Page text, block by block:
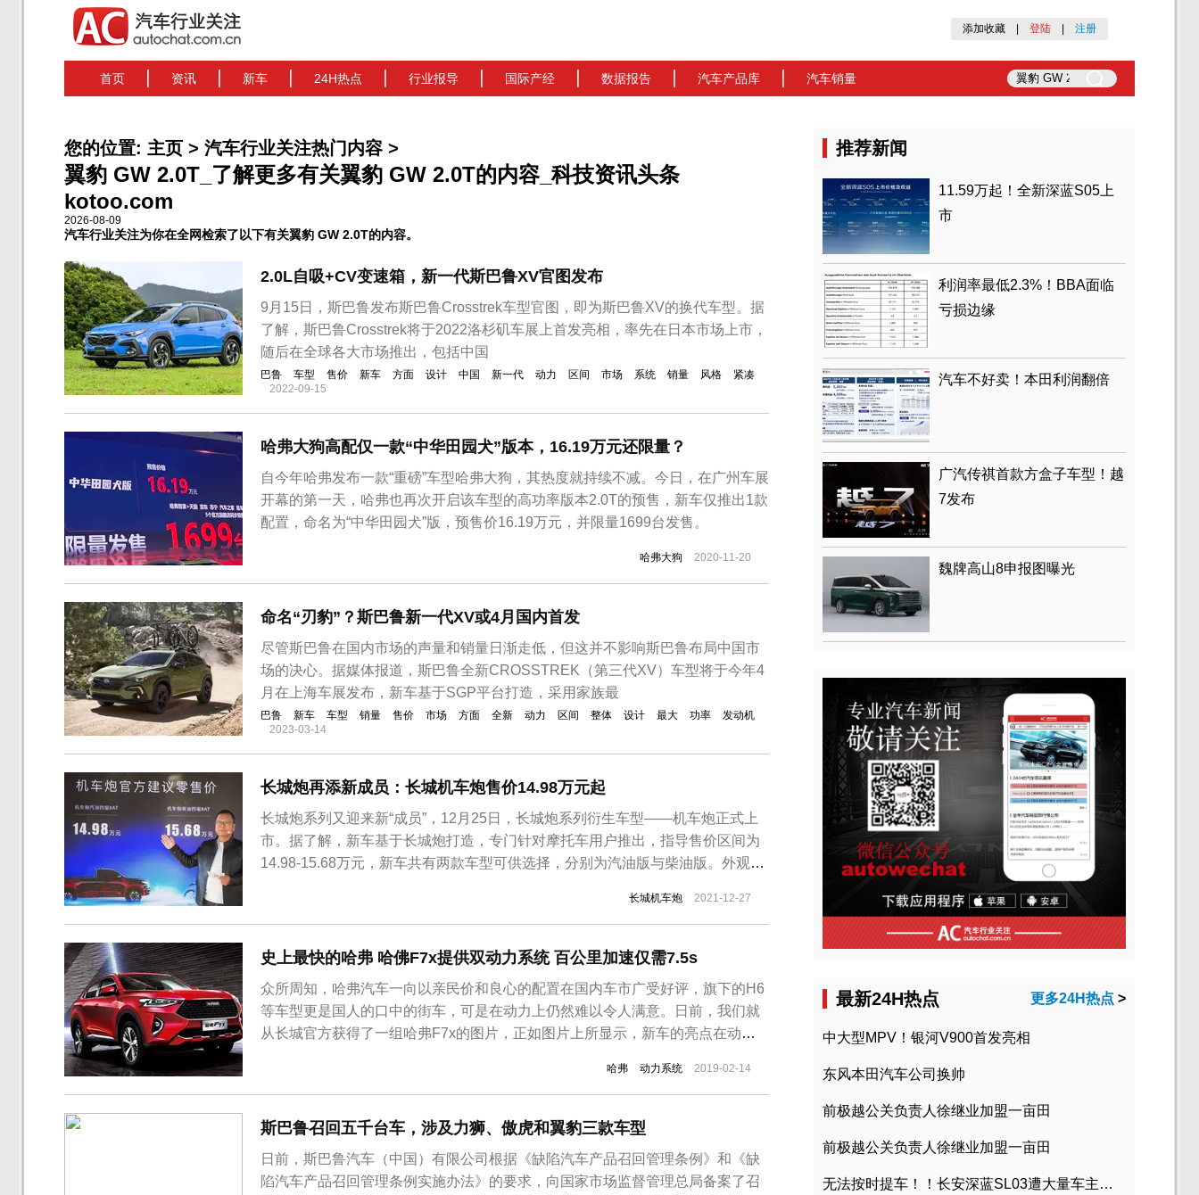
添加收藏 登陆 注册
首页 资讯 新车 24H热点 行业报导 国际产经 数据报告 汽车产品库 汽车销量
您的位置: 主页 > 汽车行业关注热门内容 >
翼豹 GW 2.0T_了解更多有关翼豹 GW 2.0T的内容_科技资讯头条
kotoo.com
2026-08-09
汽车行业关注为你在全网检索了以下有关翼豹 GW 2.0T的内容。
2.0L自吸+CV变速箱，新一代斯巴鲁XV官图发布
9月15日，斯巴鲁发布斯巴鲁Crosstrek车型官图，即为斯巴鲁XV的换代车型。据
了解，斯巴鲁Crosstrek将于2022洛杉矶车展上首发亮相，率先在日本市场上市，
随后在全球各大市场推出，包括中国
巴鲁 车型 售价 新车 方面 设计 中国 新一代 动力 区间 市场 系统 销量 风格
紧凑
2022-09-15
哈弗大狗高配仅一款“中华田园犬”版本，16.19万元还限量？
​自今年哈弗发布一款“重磅”车型哈弗大狗，其热度就持续不减。今日，在广州车展
开幕的第一天，哈弗也再次开启该车型的高功率版本2.0T的预售，新车仅推出1款
配置，命名为“中华田园犬”版，预售价16.19万元，并限量1699台发售。
哈弗大狗 2020-11-20
命名“刃豹”？斯巴鲁新一代XV或4月国内首发
尽管斯巴鲁在国内市场的声量和销量日渐走低，但这并不影响斯巴鲁布局中国市
场的决心。据媒体报道，斯巴鲁全新CROSSTREK（第三代XV）车型将于今年4
月在上海车展发布，新车基于SGP平台打造，采用家族最
巴鲁 新车 车型 销量 售价 市场 方面 全新 动力 区间 整体 设计 最大 功率
发动机
2023-03-14
长城炮再添新成员：长城机车炮售价14.98万元起
长城炮系列又迎来新“成员”，12月25日，长城炮系列衍生车型——机车炮正式上
市。据了解，新车基于长城炮打造，专门针对摩托车用户推出，指导售价区间为
14.98-15.68万元，新车共有两款车型可供选择，分别为汽油版与柴油版。外观方
版并无太大区别，不过作为火炮后又一款“特殊版炮”，这款车在车身侧面设计构造
上则比较有亮点，新车仅提供单...
长城机车炮 2021-12-27
史上最快的哈弗 哈佛F7x提供双动力系统 百公里加速仅需7.5s
众所周知，哈弗汽车一向以亲民价和良心的配置在国内车市广受好评，旗下的H6
等车型更是国人的口中的街车，可是在动力上仍然难以令人满意。日前，我们就
从长城官方获得了一组哈弗F7x的图片，正如图片上所显示，新车的亮点在动力
列车型的设计风格。前脸一组獠牙式的大灯与六边形进气格栅的设计，给人一种
运动气息。另外车子发动机盖采用凸出线设计...
哈弗 动力系统 2019-02-14
斯巴鲁召回五千台车，涉及力狮、傲虎和翼豹三款车型
日前，斯巴鲁汽车（中国）有限公司根据《缺陷汽车产品召回管理条例》和《缺
陷汽车产品召回管理条例实施办法》的要求，向国家市场监督管理总局备案了召
推荐新闻
11.59万起！全新深蓝S05上
市
利润率最低2.3%！BBA面临
亏损边缘
汽车不好卖！本田利润翻倍
广汽传祺首款方盒子车型！越
7发布
魏牌高山8申报图曝光
最新24H热点 更多24H热点 >
中大型MPV！银河V900首发亮相
东风本田汽车公司换帅
前极越公关负责人徐继业加盟一亩田
前极越公关负责人徐继业加盟一亩田
无法按时提车！！长安深蓝SL03遭大量车主投诉